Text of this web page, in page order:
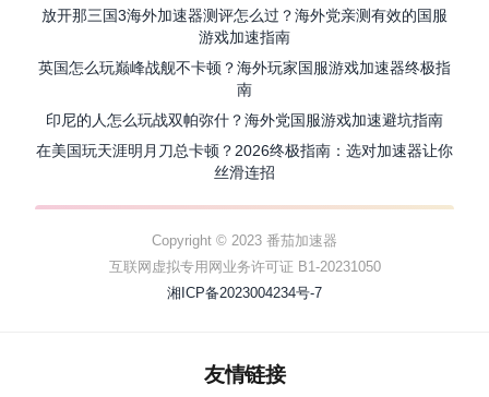
放开那三国3海外加速器测评怎么过？海外党亲测有效的国服
游戏加速指南
英国怎么玩巅峰战舰不卡顿？海外玩家国服游戏加速器终极指
南
印尼的人怎么玩战双帕弥什？海外党国服游戏加速避坑指南
在美国玩天涯明月刀总卡顿？2026终极指南：选对加速器让你
丝滑连招
Copyright © 2023 番茄加速器
互联网虚拟专用网业务许可证 B1-20231050
湘ICP备2023004234号-7
友情链接